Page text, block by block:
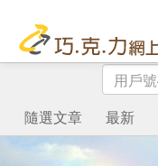
用
戶
號
碼
隨選文章
最新